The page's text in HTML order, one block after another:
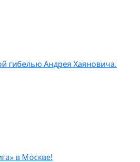
гибелью Андрея Хаяновича.
в Москве!